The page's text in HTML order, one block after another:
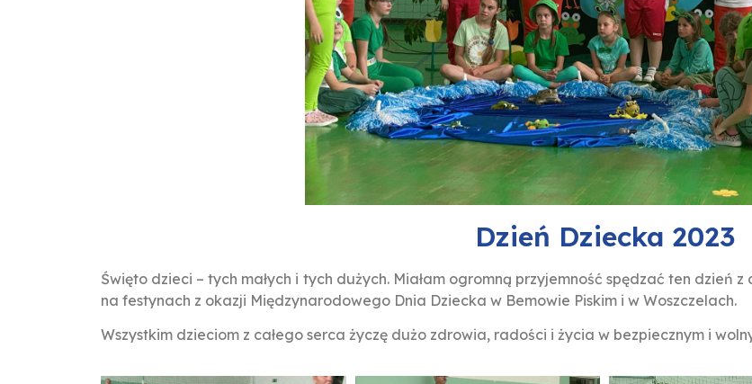
Dzień Dziecka 2023
Święto dzieci – tych małych i tych dużych. Miałam ogromną przyjemność spędzać ten dzień
na festynach z okazji Międzynarodowego Dnia Dziecka w Bemowie Piskim i w Woszczelach.
Wszystkim dzieciom z całego serca życzę dużo zdrowia, radości i życia w bezpiecznym i